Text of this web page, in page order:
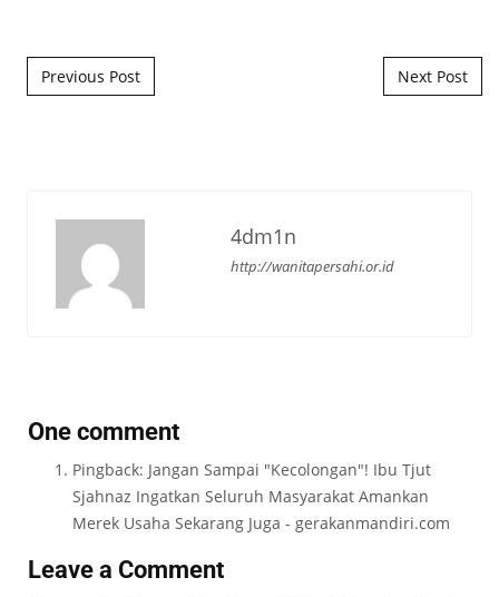
Post navigation
Previous Post Next Post
4dm1n
http://wanitapersahi.or.id
One comment
Pingback: Jangan Sampai "Kecolongan"! Ibu Tjut
Sjahnaz Ingatkan Seluruh Masyarakat Amankan
Merek Usaha Sekarang Juga - gerakanmandiri.com
Leave a Comment